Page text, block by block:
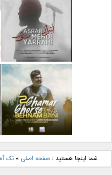
دانلود آهنگ جدید رضا
بهرام بنام نگار
دانلود آهنگ جدید مهدی
یراحی بنام اسرار
دانلود آهنگ جدید بهنام
بانی بنام قرص قمر 2شما اینجا هستید :صفحه اصلی »تک